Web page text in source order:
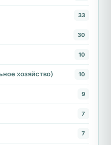
33
30
10
хозяйство) 10
9
7
7